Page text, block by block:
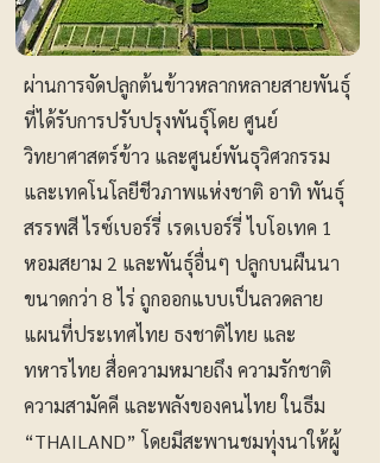
ผ่านการจัดปลูกต้นข้าวหลากหลายสายพันธุ์
ที่ได้รับการปรับปรุงพันธุ์โดย ศูนย์
วิทยาศาสตร์ข้าว และศูนย์พันธุวิศวกรรม
และเทคโนโลยีชีวภาพแห่งชาติ อาทิ พันธุ์
สรรพสี ไรซ์เบอร์รี่ เรดเบอร์รี่ ไบโอเทค 1
หอมสยาม 2 และพันธุ์อื่นๆ ปลูกบนผืนนา
ขนาดกว่า 8 ไร่ ถูกออกแบบเป็นลวดลาย
แผนที่ประเทศไทย ธงชาติไทย และ
ทหารไทย สื่อความหมายถึง ความรักชาติ
ความสามัคคี และพลังของคนไทย ในธีม
“THAILAND” โดยมีสะพานชมทุ่งนาให้ผู้